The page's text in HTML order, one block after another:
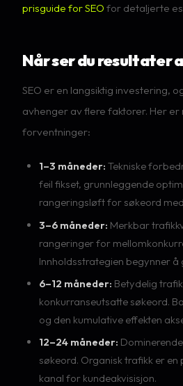
prisguide for SEO for detaljerte
Når ser du resultater
SEO er en langsiktig investering,
avhenger av flere faktorer. Her er
forventninger:
1–3 måneder: Tekniske
feil fikset, grunnleggende
rangeringsløft for søkeord
3–6 måneder: Merkbar
rangeringer for
Innholdsstrategien begynner å
6–12 måneder: Betydelig
konkurranseutsatte søkeord.
og den kumulative effekten
12–24 måneder:
søkeord. Organisk trafikk er
kanal for kundeakvisisjon.